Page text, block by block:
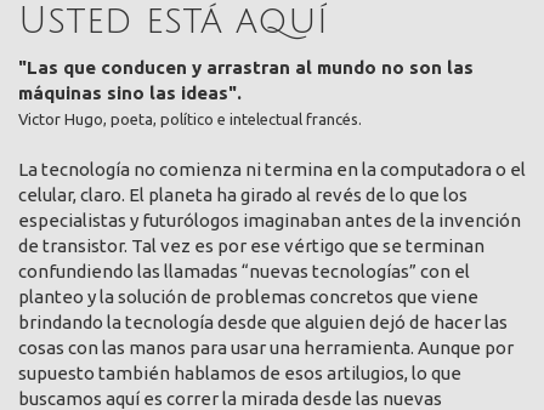
Usted está aquí
"Las que conducen y arrastran al mundo no son las
máquinas sino las ideas".
Victor Hugo, poeta, político e intelectual francés.
La tecnología no comienza ni termina en la computadora o el
celular, claro. El planeta ha girado al revés de lo que los
especialistas y futurólogos imaginaban antes de la invención
de transistor. Tal vez es por ese vértigo que se terminan
confundiendo las llamadas “nuevas tecnologías” con el
planteo y la solución de problemas concretos que viene
brindando la tecnología desde que alguien dejó de hacer las
cosas con las manos para usar una herramienta. Aunque por
supuesto también hablamos de esos artilugios, lo que
buscamos aquí es correr la mirada desde las nuevas